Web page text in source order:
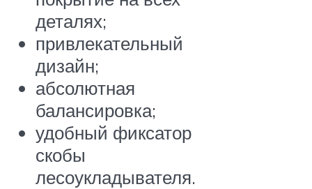
деталях;
привлекательный
дизайн;
абсолютная
балансировка;
удобный фиксатор
скобы
лесоукладывателя.